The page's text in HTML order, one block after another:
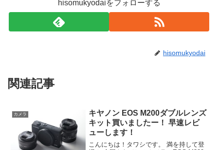
hisomukyodaiをフォローする
hisomukyodai
関連記事
カメラ
キヤノン EOS M200ダブルレンズ
キット買いましたー！ 早速レビ
ューします！
こんにちは！タワシです。 満を持して登